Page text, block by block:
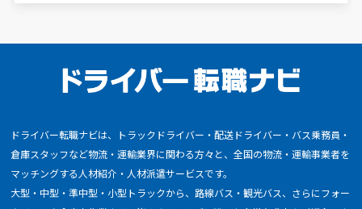
ドライバー転職ナビは、トラックドライバー・配送ドライバー・バス乗務員・
倉庫スタッフなど物流・運輸業界に関わる方々と、全国の物流・運輸事業者を
マッチングする人材紹介・人材派遣サービスです。
大型・中型・準中型・小型トラックから、路線バス・観光バス、さらにフォー